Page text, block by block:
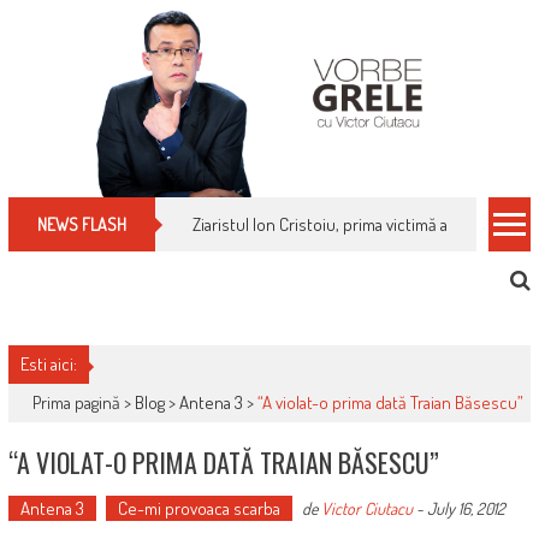
NEWS FLASH Ziaristul Ion Cristoiu, prima victimă a noi
Esti aici:
Prima pagină > Blog>Antena 3 >“A violat-o prima dată Traian Băsescu”
“A VIOLAT-O PRIMA DATĂ TRAIAN BĂSESCU”
Antena 3 Ce-mi provoaca scarba de Victor Ciutacu-July 16, 2012